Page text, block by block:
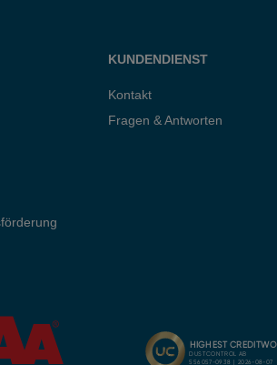
KUNDENDIENST
Kontakt
Fragen & Antworten